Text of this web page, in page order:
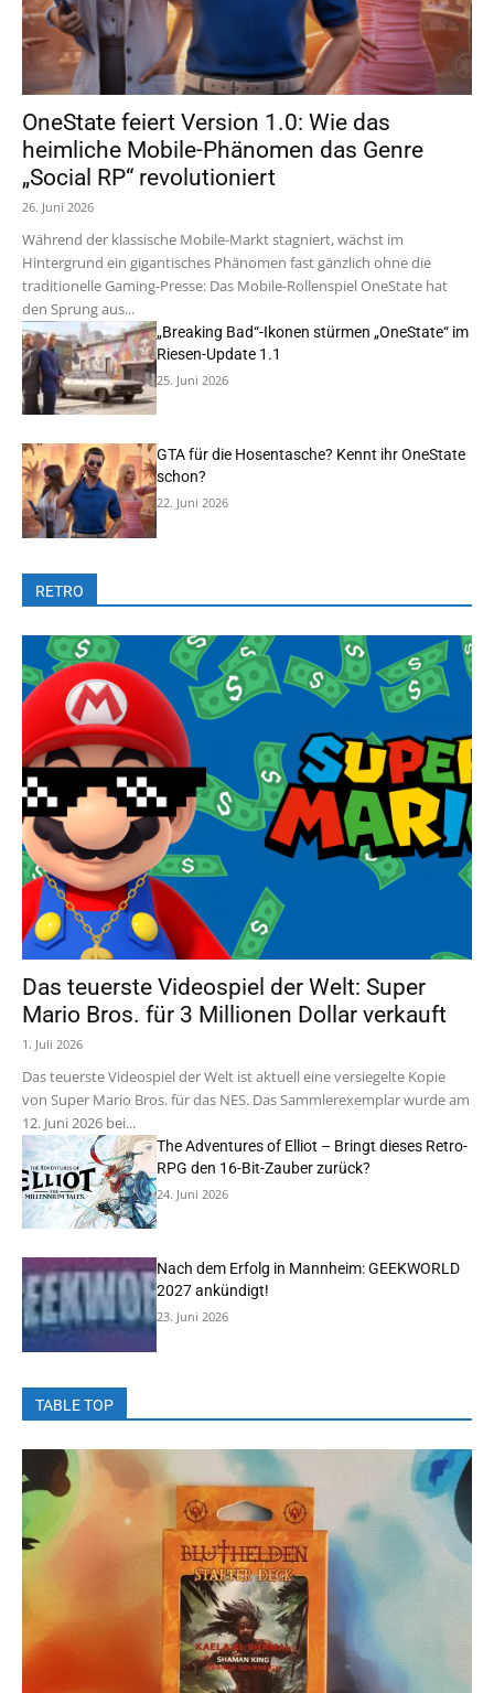
OneState feiert Version 1.0: Wie das
heimliche Mobile-Phänomen das Genre
„Social RP“ revolutioniert
26. Juni 2026
Während der klassische Mobile-Markt stagniert, wächst im
Hintergrund ein gigantisches Phänomen fast gänzlich ohne die
traditionelle Gaming-Presse: Das Mobile-Rollenspiel OneState hat
den Sprung aus...
„Breaking Bad“-Ikonen stürmen „OneState“ im
Riesen-Update 1.1
25. Juni 2026
GTA für die Hosentasche? Kennt ihr OneState
schon?
22. Juni 2026
RETRO
Das teuerste Videospiel der Welt: Super
Mario Bros. für 3 Millionen Dollar verkauft
1. Juli 2026
Das teuerste Videospiel der Welt ist aktuell eine versiegelte Kopie
von Super Mario Bros. für das NES. Das Sammlerexemplar wurde am
12. Juni 2026 bei...
The Adventures of Elliot – Bringt dieses Retro-
RPG den 16-Bit-Zauber zurück?
24. Juni 2026
Nach dem Erfolg in Mannheim: GEEKWORLD
2027 ankündigt!
23. Juni 2026
TABLE TOP